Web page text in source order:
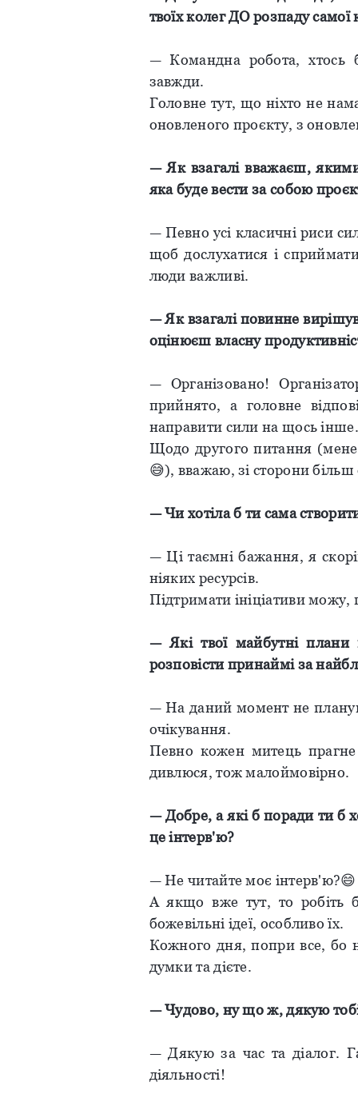
твоїх колег ДО розпаду
— Командна робота, хтось
завжди.
Головне тут, що ніхто не
оновленого проєкту, з
— Як взагалі вважаєш,
яка буде вести за собою
— Певно усі класичні риси
щоб дослухатися і
люди важливі.
— Як взагалі повинне
оцінюєш власну
— Організовано!
прийнято, а головне
направити сили на щось інше.
Щодо другого питання (мене
😅), вважаю, зі сторони
— Чи хотіла б ти сама
— Ці таємні бажання, я
ніяких ресурсів.
Підтримати ініціативи можу,
— Які твої майбутні
розповісти принаймі за
— На даний момент не планую
очікування.
Певно кожен митець прагне
дивлюся, тож малоймовірно.
— Добре, а які б поради ти б
це інтерв'ю?
— Не читайте моє інтерв'ю?😄
А якщо вже тут, то робіть
божевільні ідеї, особливо їх.
Кожного дня, попри все, бо
думки та дієте.
— Чудово, ну що ж, дякую
— Дякую за час та діалог.
діяльності!